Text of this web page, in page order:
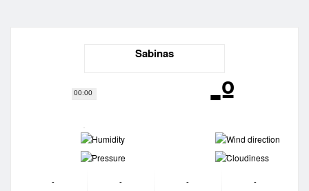
00:00
Sabinas
-º
-
-
-
-
-
-
-
-